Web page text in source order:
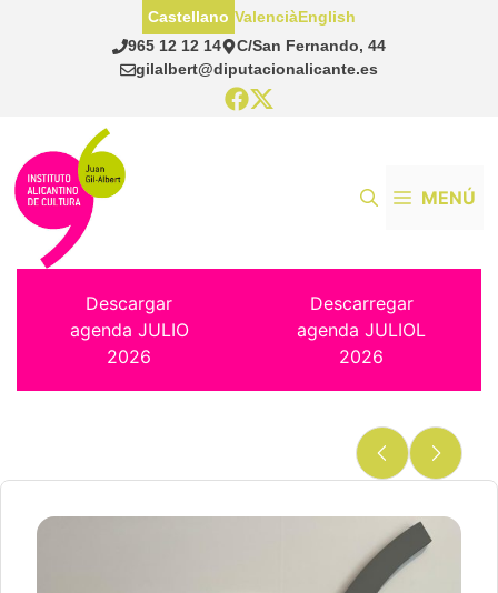
965 12 12 14
C/San Fernando, 44
gilalbert@diputacionalicante.es
Castellano ValenciàEnglish
MENÚ
Descargar
agenda JULIO
2026
Descarregar
agenda JULIOL
2026